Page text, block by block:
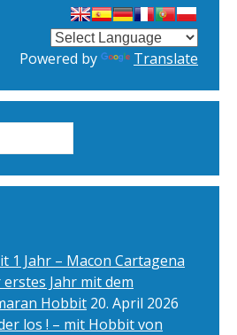
Powered by Translate
1 Jahr – Macon Cartagena
Jahr mit dem
Hobbit 20. April 2026
los ! – mit Hobbit von